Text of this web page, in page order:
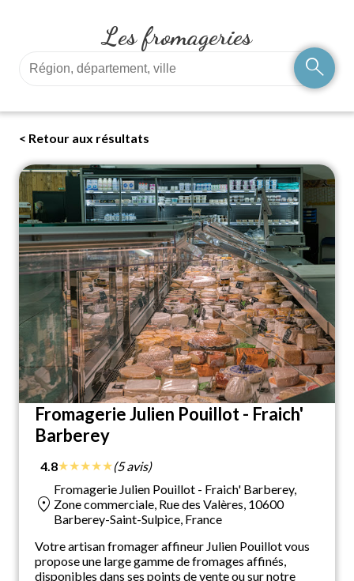
Les fromageries
search
< Retour aux résultats
Fromagerie Julien Pouillot - Fraich'
Barberey
4.8★★★★★(5 avis)
location_on
Fromagerie Julien Pouillot - Fraich' Barberey,
Zone commerciale, Rue des Valères, 10600
Barberey-Saint-Sulpice, France
Votre artisan fromager affineur Julien Pouillot vous
propose une large gamme de fromages affinés,
disponibles dans ses points de vente ou sur notre